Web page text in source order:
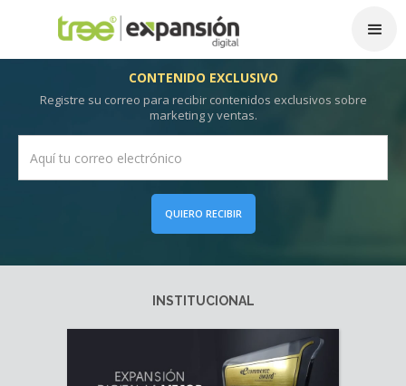
CONTENIDO EXCLUSIVO
Registre su correo para recibir contenidos exclusivos sobre
marketing y ventas.
QUIERO RECIBIR
INSTITUCIONAL